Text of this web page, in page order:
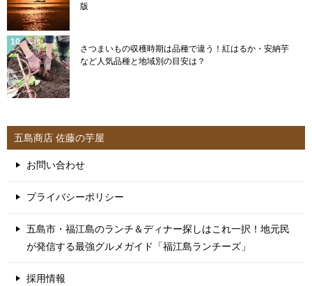
版
さつまいもの収穫時期は品種で違う！紅はるか・安納芋
など人気品種と地域別の目安は？
五島商店 佐藤の芋屋
お問い合わせ
プライバシーポリシー
五島市・福江島のランチ＆ディナー探しはこれ一択！地元民
が発信する最強グルメガイド「福江島ランチーズ」
採用情報